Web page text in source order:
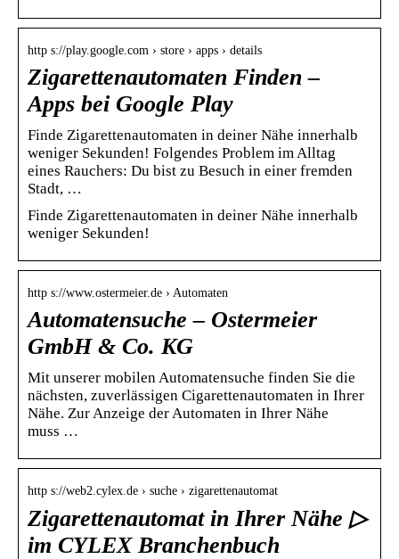
http s://play.google.com › store › apps › details
Zigarettenautomaten Finden –
Apps bei Google Play
Finde Zigarettenautomaten in deiner Nähe innerhalb
weniger Sekunden! Folgendes Problem im Alltag
eines Rauchers: Du bist zu Besuch in einer fremden
Stadt, …
Finde Zigarettenautomaten in deiner Nähe innerhalb
weniger Sekunden!
http s://www.ostermeier.de › Automaten
Automatensuche – Ostermeier
GmbH & Co. KG
Mit unserer mobilen Automatensuche finden Sie die
nächsten, zuverlässigen Cigarettenautomaten in Ihrer
Nähe. Zur Anzeige der Automaten in Ihrer Nähe
muss …
http s://web2.cylex.de › suche › zigarettenautomat
Zigarettenautomat in Ihrer Nähe ▷
im CYLEX Branchenbuch